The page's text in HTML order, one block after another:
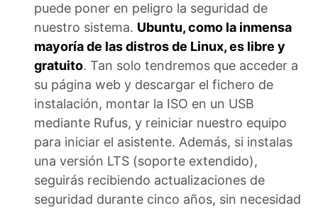
puede poner en peligro la seguridad de
nuestro sistema. Ubuntu, como la inmensa
mayoría de las distros de Linux, es libre y
gratuito. Tan solo tendremos que acceder a
su página web y descargar el fichero de
instalación, montar la ISO en un USB
mediante Rufus, y reiniciar nuestro equipo
para iniciar el asistente. Además, si instalas
una versión LTS (soporte extendido),
seguirás recibiendo actualizaciones de
seguridad durante cinco años, sin necesidad